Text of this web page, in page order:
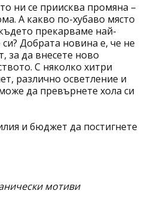
ни се приисква промяна –
А какво по-хубаво място
прекарваме най-
Добрата новина е, че не
за да внесете ново
С няколко хитри
различно осветление и
да превърнете хола си
и бюджет да постигнете
мотиви